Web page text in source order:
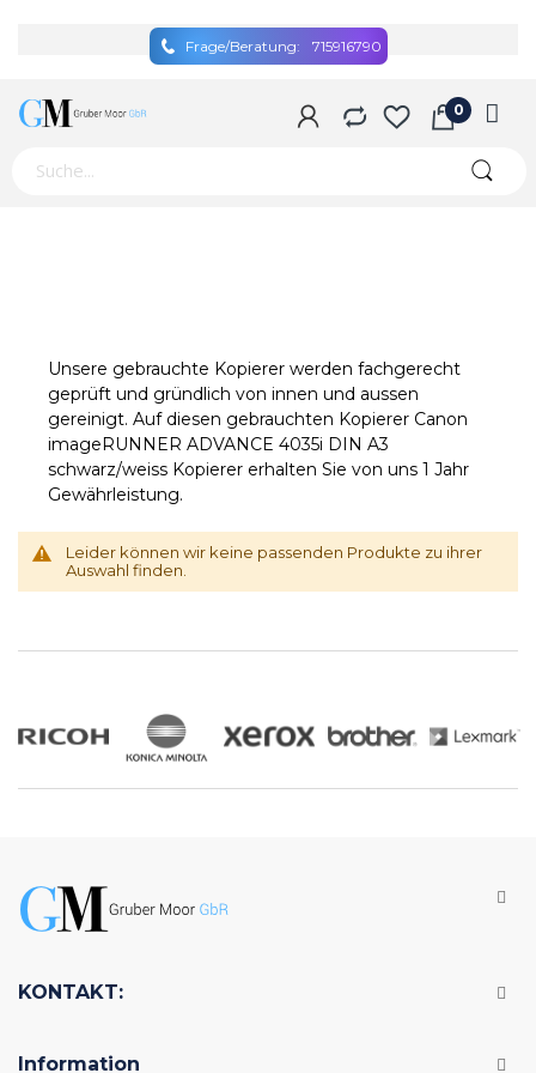
Frage/Beratung: 715916790
Unsere gebrauchte Kopierer werden fachgerecht
geprüft und gründlich von innen und aussen
gereinigt. Auf diesen gebrauchten Kopierer Canon
imageRUNNER ADVANCE 4035i DIN A3
schwarz/weiss Kopierer erhalten Sie von uns 1 Jahr
Gewährleistung.
Leider können wir keine passenden Produkte zu ihrer
Auswahl finden.
KONTAKT:
Information